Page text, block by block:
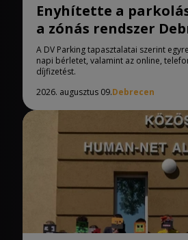
Enyhítette a
a zónás rendszer
A DV Parking tapasztalatai szerint
napi bérletet, valamint az online,
díjfizetést.
2026. augusztus 09.Debrecen